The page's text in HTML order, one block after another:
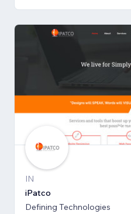
IN
iPatco
Defining Technologies